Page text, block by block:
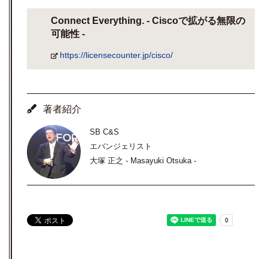
Connect Everything. - Ciscoで拡がる無限の
可能性 -
https://licensecounter.jp/cisco/
著者紹介
SB C&S
エバンジェリスト
大塚 正之 - Masayuki Otsuka -